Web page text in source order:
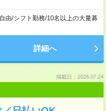
由/シフト勤務/10名以上の大量募
詳細へ
掲載日：2026.07.24